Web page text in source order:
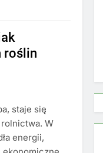
roślin
staje się
W
energii,